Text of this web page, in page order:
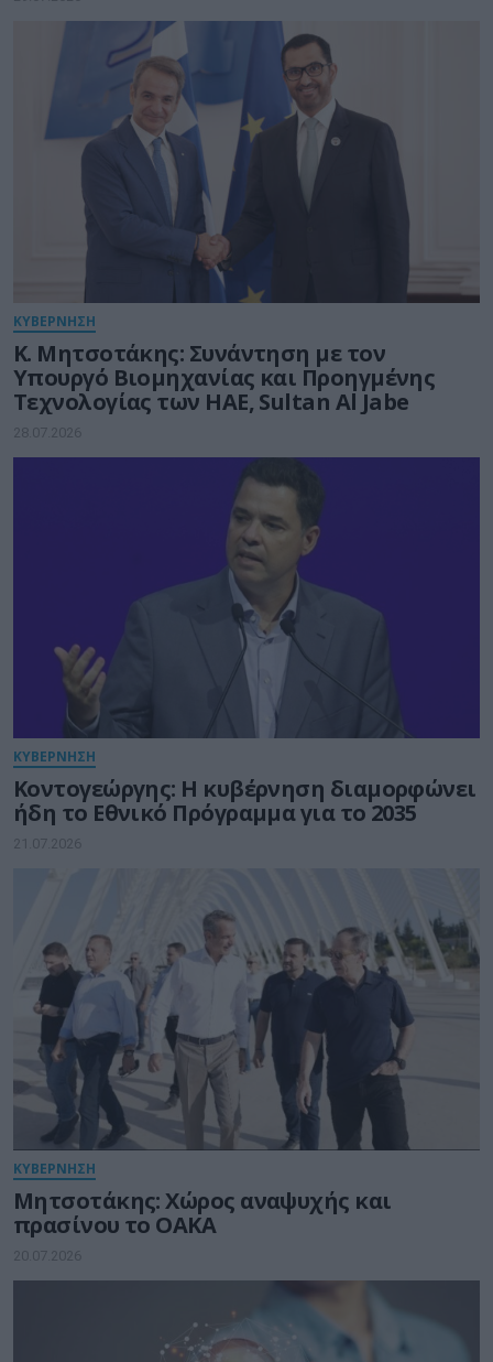
ΚΥΒΕΡΝΗΣΗ
Κ. Μητσοτάκης: Συνάντηση με τον
Υπουργό Βιομηχανίας και Προηγμένης
Τεχνολογίας των ΗΑΕ, Sultan Al Jabe
28.07.2026
ΚΥΒΕΡΝΗΣΗ
Κοντογεώργης: Η κυβέρνηση διαμορφώνει
ήδη το Εθνικό Πρόγραμμα για το 2035
21.07.2026
ΚΥΒΕΡΝΗΣΗ
Μητσοτάκης: Χώρος αναψυχής και
πρασίνου το ΟΑΚΑ
20.07.2026